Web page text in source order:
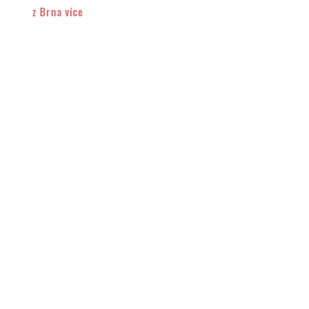
z Brna více